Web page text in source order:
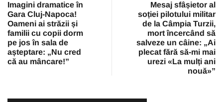
Imagini dramatice în
Gara Cluj-Napoca!
Oameni ai străzii și
familii cu copii dorm
pe jos în sala de
așteptare: „Nu cred
că au mâncare!”
Mesaj sfâșietor al
soției pilotului militar
de la Câmpia Turzii,
mort încercând să
salveze un câine: „Ai
plecat fără să-mi mai
urezi «La mulți ani
nouă»”